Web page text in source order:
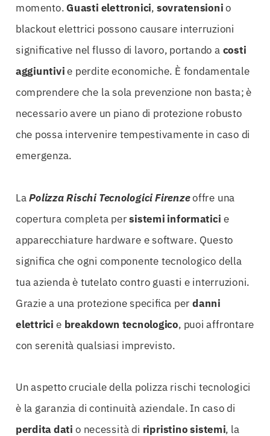
momento.Guasti elettronici, sovratensionio
blackout elettrici possono causare interruzioni
significative nel flusso di lavoro, portando a costi
aggiuntivie perdite economiche. È fondamentale
comprendere che la sola prevenzione non basta; è
necessario avere un piano di protezione robusto
che possa intervenire tempestivamente in caso di
emergenza.
LaPolizza Rischi Tecnologici Firenzeoffre una
copertura completa persistemi informatici e
apparecchiature hardware e software. Questo
significa che ogni componente tecnologico della
tua azienda è tutelato contro guasti e interruzioni.
Grazie a una protezione specifica perdanni
elettrici e breakdown tecnologico, puoi affrontare
con serenità qualsiasi imprevisto.
Un aspetto cruciale della polizza rischi tecnologici
è la garanzia di continuità aziendale. In caso di
perdita dati o necessità di ripristino sistemi, la